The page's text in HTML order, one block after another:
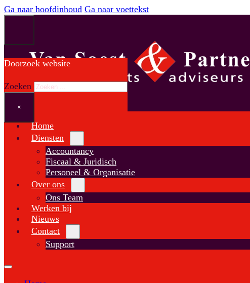
Ga naar hoofdinhoud Ga naar voettekst
Doorzoek website
Zoeken
×
Home
Diensten
Accountancy
Fiscaal & Juridisch
Personeel & Organisatie
Over ons
Ons Team
Werken bij
Nieuws
Contact
Support